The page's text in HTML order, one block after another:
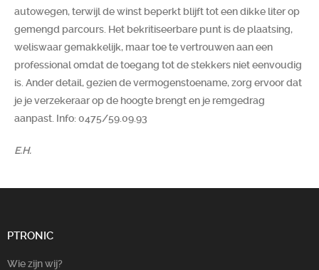
autowegen, terwijl de winst beperkt blijft tot een dikke liter op
gemengd parcours. Het bekritiseerbare punt is de plaatsing,
weliswaar gemakkelijk, maar toe te vertrouwen aan een
professional omdat de toegang tot de stekkers niet eenvoudig
is. Ander detail, gezien de vermogenstoename, zorg ervoor dat
je je verzekeraar op de hoogte brengt en je remgedrag
aanpast. Info: 0475/59.09.93
E.H.
PTRONIC
Wie zijn wij?